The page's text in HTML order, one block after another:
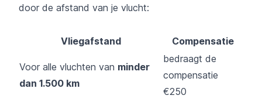
door de afstand van je vlucht:
Vliegafstand Compensatie
Voor alle vluchten van minder
dan 1.500 km
bedraagt de
compensatie
€250